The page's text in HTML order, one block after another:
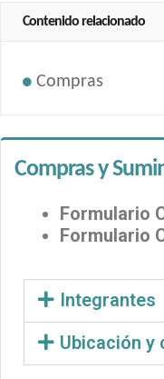
Contenido relacionado
Compras
Compras y
Formulario
Formulario
Integrantes
Ubicación y